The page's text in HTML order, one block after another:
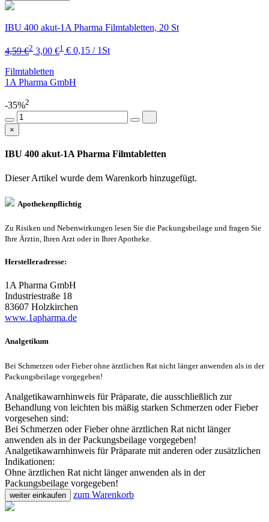
IBU 400 akut-1A Pharma Filmtabletten, 20 St
4,59 €2 3,00 €1 € 0,15 / 1St
Filmtabletten
1A Pharma GmbH
-35%2
×
IBU 400 akut-1A Pharma Filmtabletten
Dieser Artikel wurde dem Warenkorb hinzugefügt.
Apothekenpflichtig
Zu Risiken und Nebenwirkungen lesen Sie die Packungsbeilage und fragen Sie
Ihre Ärztin, Ihren Arzt oder in Ihrer Apotheke.
Herstelleradresse:
1A Pharma GmbH
Industriestraße 18
83607 Holzkirchen
www.1apharma.de
Analgetikum
Bei Schmerzen oder Fieber ohne ärztlichen Rat nicht länger anwenden als in der
Packungsbeilage vorgegeben!
Analgetikawarnhinweis für Präparate, die ausschließlich zur
Behandlung von leichten bis mäßig starken Schmerzen oder Fieber
vorgesehen sind:
Bei Schmerzen oder Fieber ohne ärztlichen Rat nicht länger
anwenden als in der Packungsbeilage vorgegeben!
Analgetikawarnhinweis für Präparate mit anderen oder zusätzlichen
Indikationen:
Ohne ärztlichen Rat nicht länger anwenden als in der
Packungsbeilage vorgegeben!
weiter einkaufen zum Warenkorb